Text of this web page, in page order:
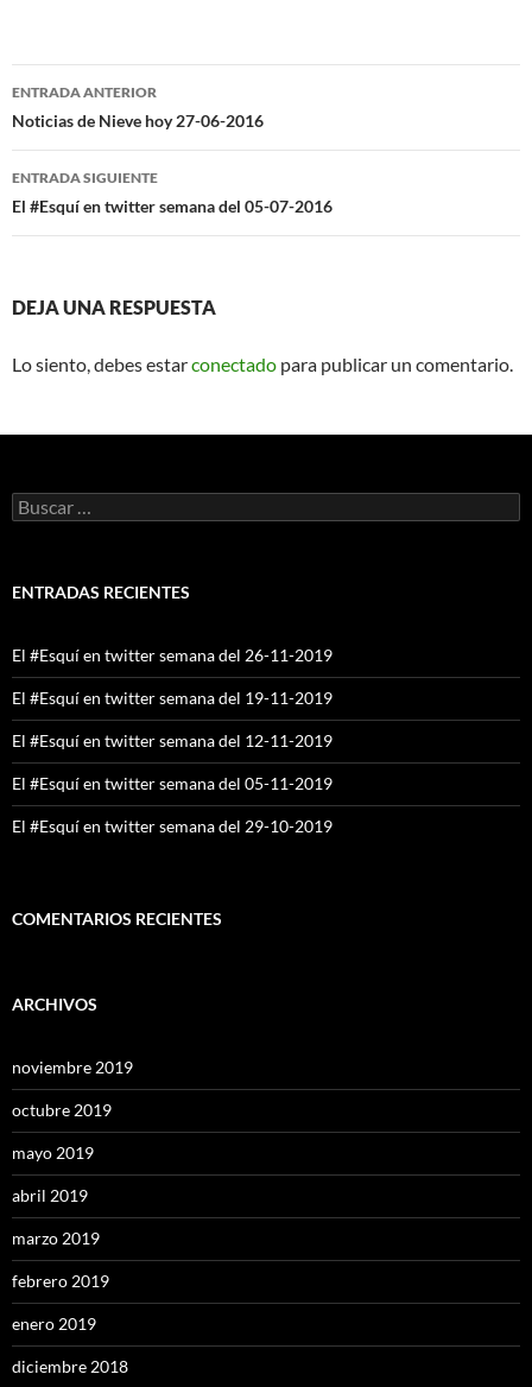
Navegación
de
entradas
ENTRADA ANTERIOR
Noticias de Nieve hoy 27-06-2016
ENTRADA SIGUIENTE
El #Esquí en twitter semana del 05-07-2016
DEJA UNA RESPUESTA
Lo siento, debes estarconectado para publicar un comentario.
Buscar:
ENTRADAS RECIENTES
El #Esquí en twitter semana del 26-11-2019
El #Esquí en twitter semana del 19-11-2019
El #Esquí en twitter semana del 12-11-2019
El #Esquí en twitter semana del 05-11-2019
El #Esquí en twitter semana del 29-10-2019
COMENTARIOS RECIENTES
ARCHIVOS
noviembre 2019
octubre 2019
mayo 2019
abril 2019
marzo 2019
febrero 2019
enero 2019
diciembre 2018